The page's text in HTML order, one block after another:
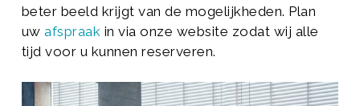
beter beeld krijgt van de mogelijkheden. Plan
uwafspraak in via onze website zodat wij alle
tijd voor u kunnen reserveren.